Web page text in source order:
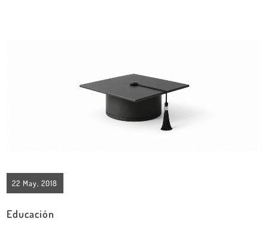
22 May, 2018
Educación